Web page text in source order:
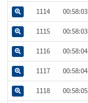
1114 00:58:03
1115 00:58:03
1116 00:58:04
1117 00:58:04
1118 00:58:05